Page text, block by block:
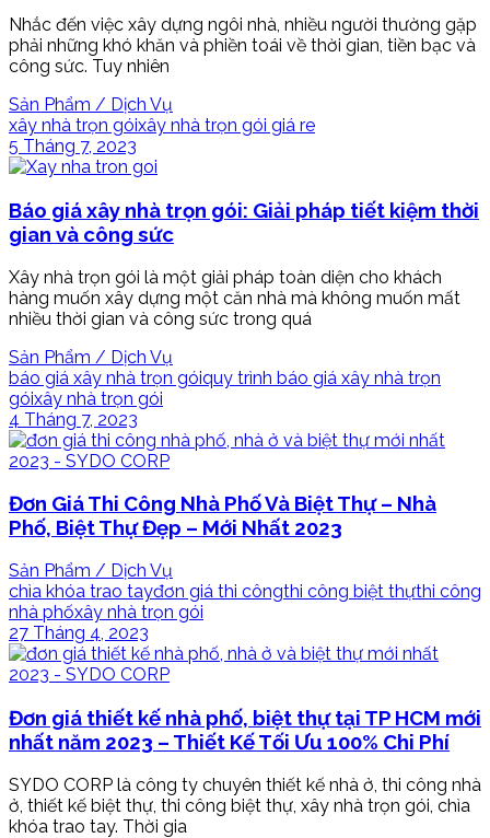
Nhắc đến việc xây dựng ngôi nhà, nhiều người thường gặp
phải những khó khăn và phiền toái về thời gian, tiền bạc và
công sức. Tuy nhiên
Sản Phẩm / Dịch Vụ
xây nhà trọn góixây nhà trọn gói giá re
5 Tháng 7, 2023
Báo giá xây nhà trọn gói: Giải pháp tiết kiệm thời
gian và công sức
Xây nhà trọn gói là một giải pháp toàn diện cho khách
hàng muốn xây dựng một căn nhà mà không muốn mất
nhiều thời gian và công sức trong quá
Sản Phẩm / Dịch Vụ
báo giá xây nhà trọn góiquy trình báo giá xây nhà trọn
góixây nhà trọn gói
4 Tháng 7, 2023
Đơn Giá Thi Công Nhà Phố Và Biệt Thự – Nhà
Phố, Biệt Thự Đẹp – Mới Nhất 2023
Sản Phẩm / Dịch Vụ
chìa khóa trao tayđơn giá thi côngthi công biệt thựthi công
nhà phốxây nhà trọn gói
27 Tháng 4, 2023
Đơn giá thiết kế nhà phố, biệt thự tại TP HCM mới
nhất năm 2023 – Thiết Kế Tối Ưu 100% Chi Phí
SYDO CORP là công ty chuyên thiết kế nhà ở, thi công nhà
ở, thiết kế biệt thự, thi công biệt thự, xây nhà trọn gói, chìa
khóa trao tay. Thời gia